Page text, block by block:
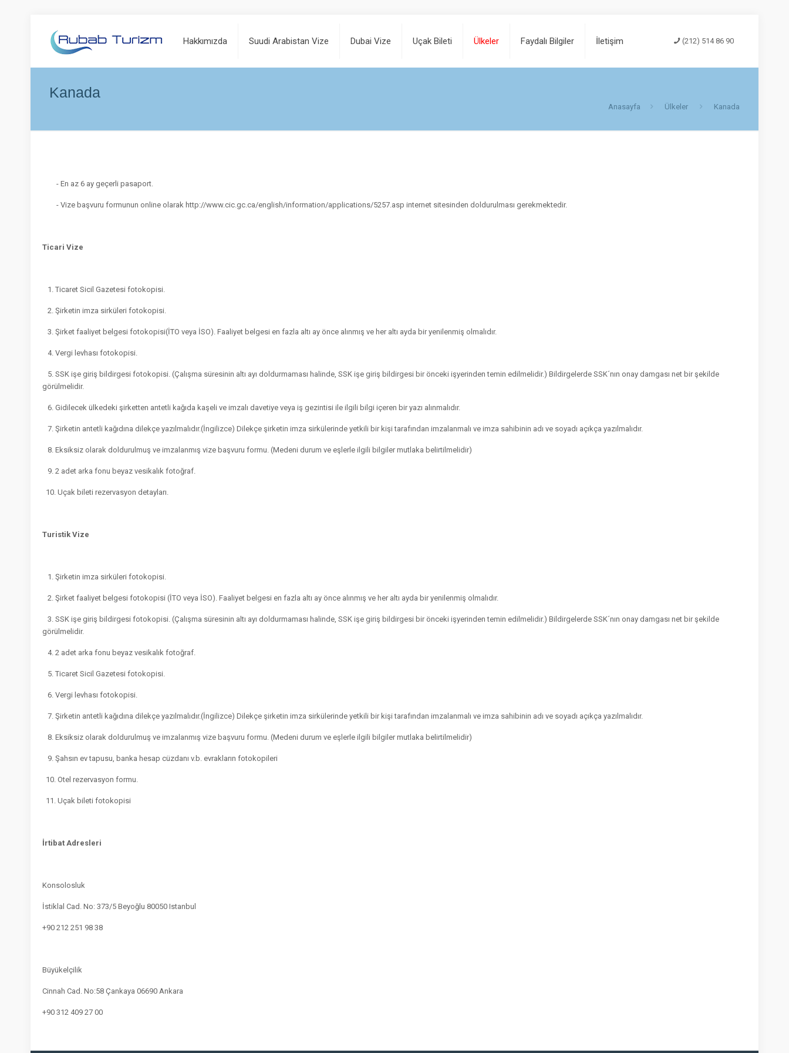
Hakkımızda Suudi Arabistan Vize Dubai Vize Uçak Bileti Ülkeler Faydalı Bilgiler İletişim (212) 514 86 90
Kanada
Anasayfa Ülkeler Kanada
- En az 6 ay geçerli pasaport.
- Vize başvuru formunun online olarak http://www.cic.gc.ca/english/information/applications/5257.asp internet sitesinden doldurulması gerekmektedir.
Ticari Vize
1. Ticaret Sicil Gazetesi fotokopisi.
2. Şirketin imza sirküleri fotokopisi.
3. Şirket faaliyet belgesi fotokopisi(İTO veya İSO). Faaliyet belgesi en fazla altı ay önce alınmış ve her altı ayda bir yenilenmiş olmalıdır.
4. Vergi levhası fotokopisi.
5. SSK işe giriş bildirgesi fotokopisi. (Çalışma süresinin altı ayı doldurmaması halinde, SSK işe giriş bildirgesi bir önceki işyerinden temin edilmelidir.) Bildirgelerde SSK´nın onay damgası net bir şekilde
görülmelidir.
6. Gidilecek ülkedeki şirketten antetli kağıda kaşeli ve imzalı davetiye veya iş gezintisi ile ilgili bilgi içeren bir yazı alınmalıdır.
7. Şirketin antetli kağıdına dilekçe yazılmalıdır.(İngilizce) Dilekçe şirketin imza sirkülerinde yetkili bir kişi tarafından imzalanmalı ve imza sahibinin adı ve soyadı açıkça yazılmalıdır.
8. Eksiksiz olarak doldurulmuş ve imzalanmış vize başvuru formu. (Medeni durum ve eşlerle ilgili bilgiler mutlaka belirtilmelidir)
9. 2 adet arka fonu beyaz vesikalık fotoğraf.
10. Uçak bileti rezervasyon detayları.
Turistik Vize
1. Şirketin imza sirküleri fotokopisi.
2. Şirket faaliyet belgesi fotokopisi (İTO veya İSO). Faaliyet belgesi en fazla altı ay önce alınmış ve her altı ayda bir yenilenmiş olmalıdır.
3. SSK işe giriş bildirgesi fotokopisi. (Çalışma süresinin altı ayı doldurmaması halinde, SSK işe giriş bildirgesi bir önceki işyerinden temin edilmelidir.) Bildirgelerde SSK´nın onay damgası net bir şekilde
görülmelidir.
4. 2 adet arka fonu beyaz vesikalık fotoğraf.
5. Ticaret Sicil Gazetesi fotokopisi.
6. Vergi levhası fotokopisi.
7. Şirketin antetli kağıdına dilekçe yazılmalıdır.(İngilizce) Dilekçe şirketin imza sirkülerinde yetkili bir kişi tarafından imzalanmalı ve imza sahibinin adı ve soyadı açıkça yazılmalıdır.
8. Eksiksiz olarak doldurulmuş ve imzalanmış vize başvuru formu. (Medeni durum ve eşlerle ilgili bilgiler mutlaka belirtilmelidir)
9. Şahsın ev tapusu, banka hesap cüzdanı v.b. evrakların fotokopileri
10. Otel rezervasyon formu.
11. Uçak bileti fotokopisi
İrtibat Adresleri
Konsolosluk
İstiklal Cad. No: 373/5 Beyoğlu 80050 Istanbul
+90 212 251 98 38
Büyükelçilik
Cinnah Cad. No:58 Çankaya 06690 Ankara
+90 312 409 27 00